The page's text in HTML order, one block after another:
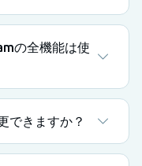
の全機能は使
できますか？